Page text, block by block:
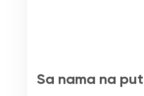
Sa nama na